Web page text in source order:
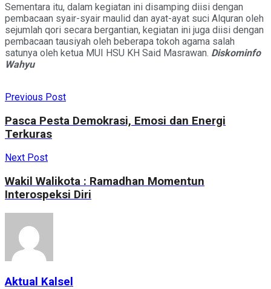
Sementara itu, dalam kegiatan ini disamping diisi dengan
pembacaan syair-syair maulid dan ayat-ayat suci Alquran oleh
sejumlah qori secara bergantian, kegiatan ini juga diisi dengan
pembacaan tausiyah oleh beberapa tokoh agama salah
satunya oleh ketua MUI HSU KH Said Masrawan. Diskominfo
Wahyu
Previous Post
Pasca Pesta Demokrasi, Emosi dan Energi
Terkuras
Next Post
Wakil Walikota : Ramadhan Momentun
Interospeksi Diri
Aktual Kalsel